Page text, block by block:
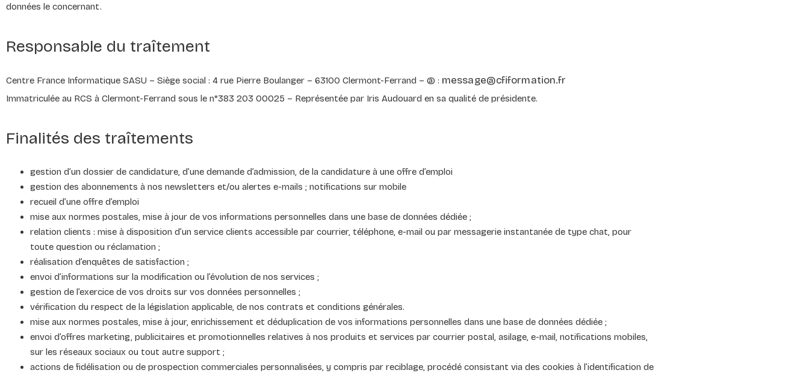
données le concernant.
Responsable du traîtement
Centre France Informatique SASU – Siège social : 4 rue Pierre Boulanger – 63100 Clermont-Ferrand – @ : message@cfiformation.fr
Immatriculée au RCS à Clermont-Ferrand sous le n°383 203 00025 – Représentée par Iris Audouard en sa qualité de présidente.
Finalités des traîtements
gestion d’un dossier de candidature, d’une demande d’admission, de la candidature à une offre d’emploi
gestion des abonnements à nos newsletters et/ou alertes e-mails ; notifications sur mobile
recueil d’une offre d’emploi
mise aux normes postales, mise à jour de vos informations personnelles dans une base de données dédiée ;
relation clients : mise à disposition d’un service clients accessible par courrier, téléphone, e-mail ou par messagerie instantanée de type chat, pour
toute question ou réclamation ;
réalisation d’enquêtes de satisfaction ;
envoi d’informations sur la modification ou l’évolution de nos services ;
gestion de l’exercice de vos droits sur vos données personnelles ;
vérification du respect de la législation applicable, de nos contrats et conditions générales.
mise aux normes postales, mise à jour, enrichissement et déduplication de vos informations personnelles dans une base de données dédiée ;
envoi d’offres marketing, publicitaires et promotionnelles relatives à nos produits et services par courrier postal, asilage, e-mail, notifications mobiles,
sur les réseaux sociaux ou tout autre support ;
actions de fidélisation ou de prospection commerciales personnalisées, y compris par reciblage, procédé consistant via des cookies à l’identification de